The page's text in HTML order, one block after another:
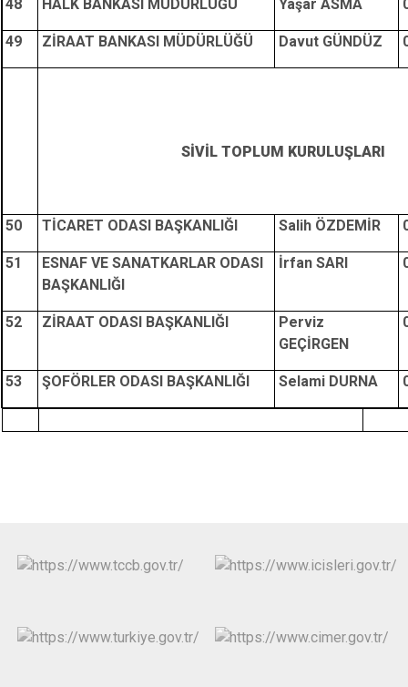
48 HALK BANKASI MÜDÜRLÜĞÜ Yaşar ASMA
49 ZİRAAT BANKASI MÜDÜRLÜĞÜ Davut GÜNDÜZ
SİVİL TOPLUM KURULUŞLARI
50 TİCARET ODASI BAŞKANLIĞI Salih ÖZDEMİR
51
ESNAF VE SANATKARLAR ODASI
BAŞKANLIĞI
İrfan SARI
52 ZİRAAT ODASI BAŞKANLIĞI
Perviz
GEÇİRGEN
53 ŞOFÖRLER ODASI BAŞKANLIĞI Selami DURNA